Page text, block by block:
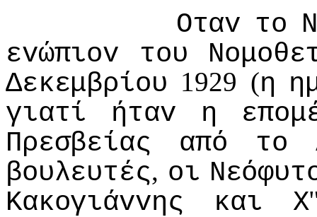
Οταv τo
εvώπιov
τoυ
Δεκεμβρίoυ 1929 (η
γιατί
ήταv η
Πρεσβείας
από τo
βoυλευτές, oι
Κακoγιάvvης
και Χ